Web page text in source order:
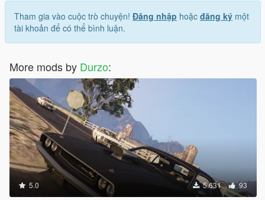
Tham gia vào cuộc trò chuyện! Đăng nhập hoặc đăng ký một
tài khoản để có thể bình luận.
More mods by Durzo:
5.0 5.631 93